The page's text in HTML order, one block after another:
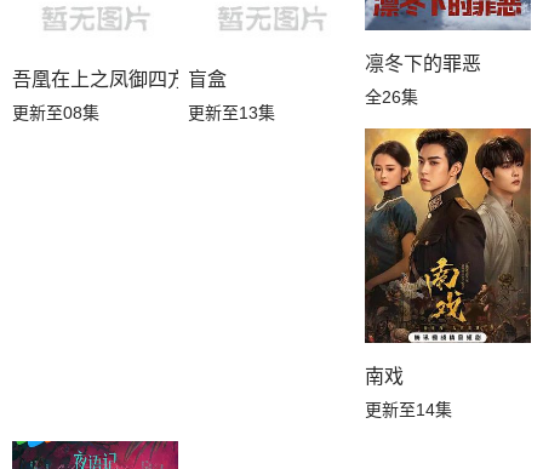
吾凰在上之凤御四方
更新至08集
盲盒
更新至13集
凛冬下的罪恶
全26集
南戏
更新至14集